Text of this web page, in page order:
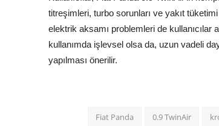
titreşimleri, turbo sorunları ve yakıt tüketimi
elektrik aksamı problemleri de
kullanımda işlevsel olsa da, uzun vadeli
yapılması önerilir.
Fiat Panda 0.9 TwinAir